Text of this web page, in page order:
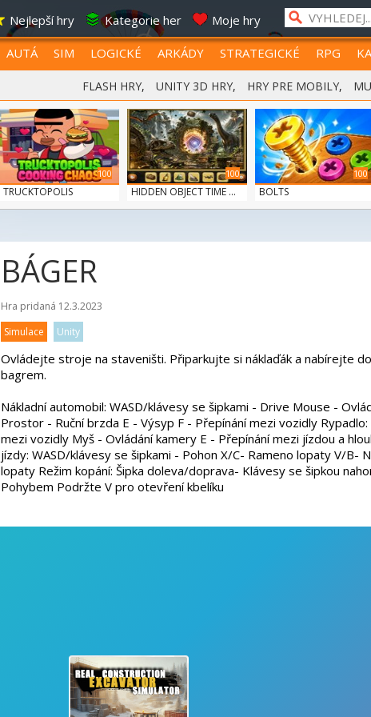
Nejlepší hry Kategorie her Moje hry
AUTÁ SIM LOGICKÉ ARKÁDY STRATEGICKÉ RPG
FLASH HRY, UNITY 3D HRY, HRY PRE MOBILY,
100
TRUCKTOPOLIS
100
HIDDEN OBJECT TIME ...
100
BOLTS
BÁGER
Hra pridaná 12.3.2023
Simulace
Unity
Ovládejte stroje na staveništi. Připarkujte si náklaďák a nabírejte
bagrem.
Nákladní automobil: WASD/klávesy se šipkami - Drive Mouse -
Prostor - Ruční brzda E - Výsyp F - Přepínání mezi vozidly Rypadlo:
mezi vozidly Myš - Ovládání kamery E - Přepínání mezi jízdou a
jízdy: WASD/klávesy se šipkami - Pohon X/C- Rameno lopaty V/B-
lopaty Režim kopání: Šipka doleva/doprava- Klávesy se šipkou
Pohybem Podržte V pro otevření kbelíku